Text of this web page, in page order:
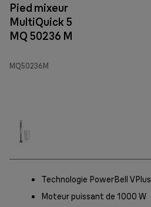
Pied mixeur
MultiQuick 5
MQ 50236 M
MQ50236M
Technologie PowerBell VPlus
Moteur puissant de 1000 W